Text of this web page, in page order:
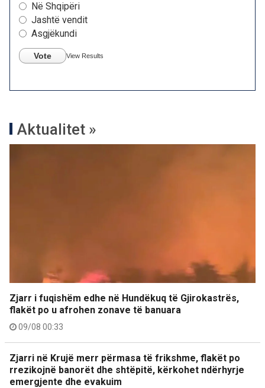
Në Shqipëri
Jashtë vendit
Asgjëkundi
Vote View Results
Aktualitet »
Zjarr i fuqishëm edhe në Hundëkuq të Gjirokastrës,
flakët po u afrohen zonave të banuara
09/08 00:33
Zjarri në Krujë merr përmasa të frikshme, flakët po
rrezikojnë banorët dhe shtëpitë, kërkohet ndërhyrje
emergjente dhe evakuim